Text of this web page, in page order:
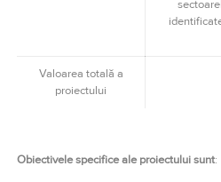
Valoarea totală a
proiectului
Obiectivele specifice ale proiectului sunt: